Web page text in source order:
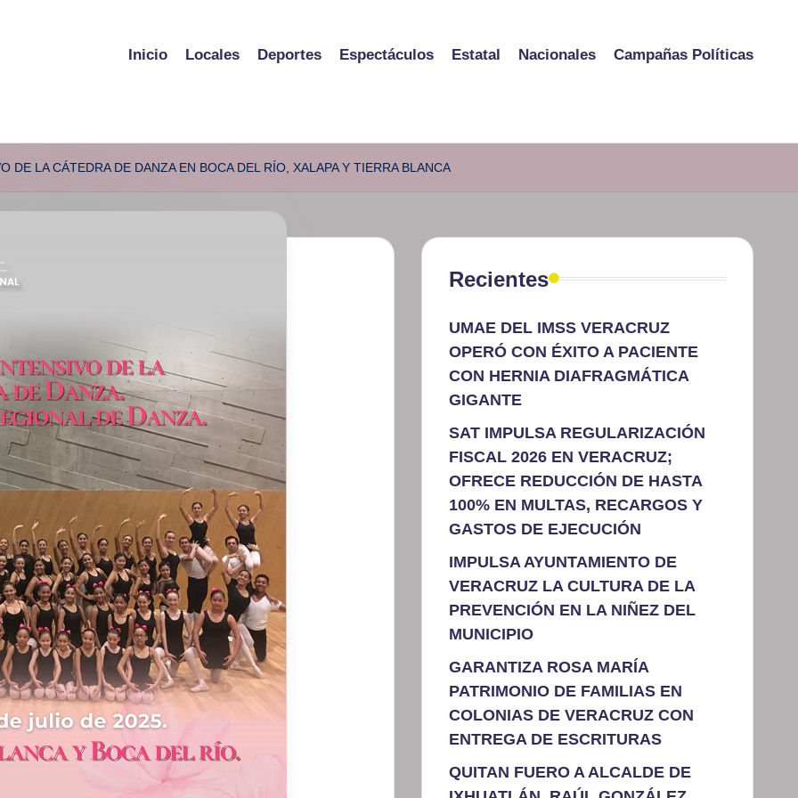
Inicio Locales Deportes Espectáculos Estatal Nacionales Campañas Políticas
DE LA CÁTEDRA DE DANZA EN BOCA DEL RÍO, XALAPA Y TIERRA BLANCA
Recientes
UMAE DEL IMSS VERACRUZ
OPERÓ CON ÉXITO A PACIENTE
CON HERNIA DIAFRAGMÁTICA
GIGANTE
SAT IMPULSA REGULARIZACIÓN
FISCAL 2026 EN VERACRUZ;
OFRECE REDUCCIÓN DE HASTA
100% EN MULTAS, RECARGOS Y
GASTOS DE EJECUCIÓN
IMPULSA AYUNTAMIENTO DE
VERACRUZ LA CULTURA DE LA
PREVENCIÓN EN LA NIÑEZ DEL
MUNICIPIO
GARANTIZA ROSA MARÍA
PATRIMONIO DE FAMILIAS EN
COLONIAS DE VERACRUZ CON
ENTREGA DE ESCRITURAS
QUITAN FUERO A ALCALDE DE